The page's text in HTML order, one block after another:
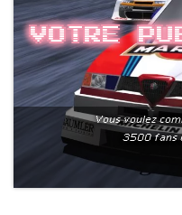
Votre
Vous voulez
3500 fans